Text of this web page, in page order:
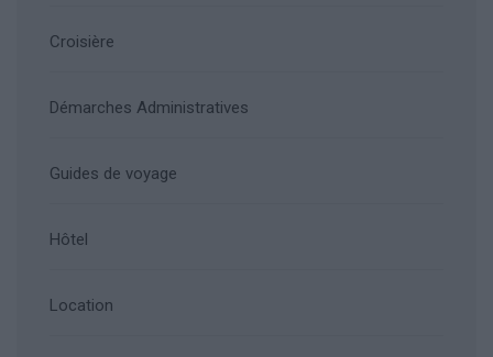
Croisière
Démarches Administratives
Guides de voyage
Hôtel
Location